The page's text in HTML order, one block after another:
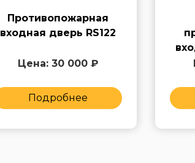
Противопожарная
входная дверь RS122
Цена: 30 000 ₽
Подробнее